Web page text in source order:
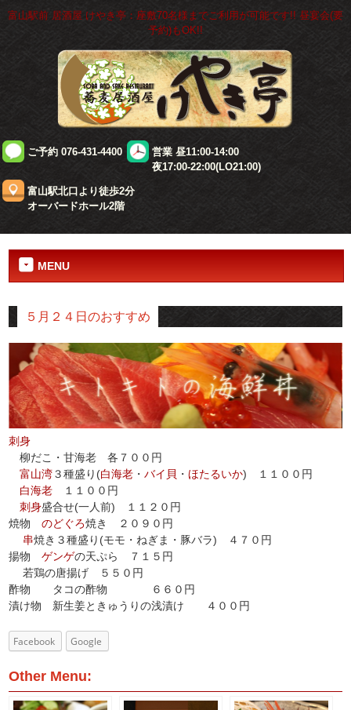
富山駅前 居酒屋 けやき亭：座敷70名様までご利用が可能です!! 昼宴会(要
予約)もOK!!
ご予約 076-431-4400
営業 昼11:00-14:00
夜17:00-22:00(LO21:00)
富山駅北口より徒歩2分
オーバードホール2階
MENU
５月２４日のおすすめ
刺身
柳だこ・甘海老 各７００円
富山湾３種盛り(白海老 ・バイ貝 ・ほたるいか) １１００円
白海老 １１００円
刺身盛合せ(一人前) １１２０円
焼物のどぐろ焼き ２０９０円
串焼き３種盛り(モモ・ねぎま・豚バラ) ４７０円
揚物ゲンゲの天ぷら ７１５円
若鶏の唐揚げ ５５０円
酢物 タコの酢物 ６６０円
漬け物 新生姜ときゅうりの浅漬け ４００円
Facebook Google
Other Menu: